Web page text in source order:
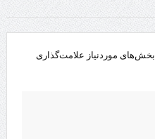
بخش‌های موردنیاز علامت‌گذاری